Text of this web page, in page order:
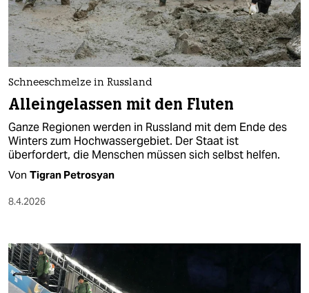
nord
wahrheit
verlag
verlag
veranstaltungen
shop
fragen & hilfe
abo
genossenschaft
Schneeschmelze in Russland
Alleingelassen mit den Fluten
Ganze Regionen werden in Russland mit dem Ende des
Winters zum Hochwassergebiet. Der Staat ist
überfordert, die Menschen müssen sich selbst helfen.
Von Tigran Petrosyan
8.4.2026